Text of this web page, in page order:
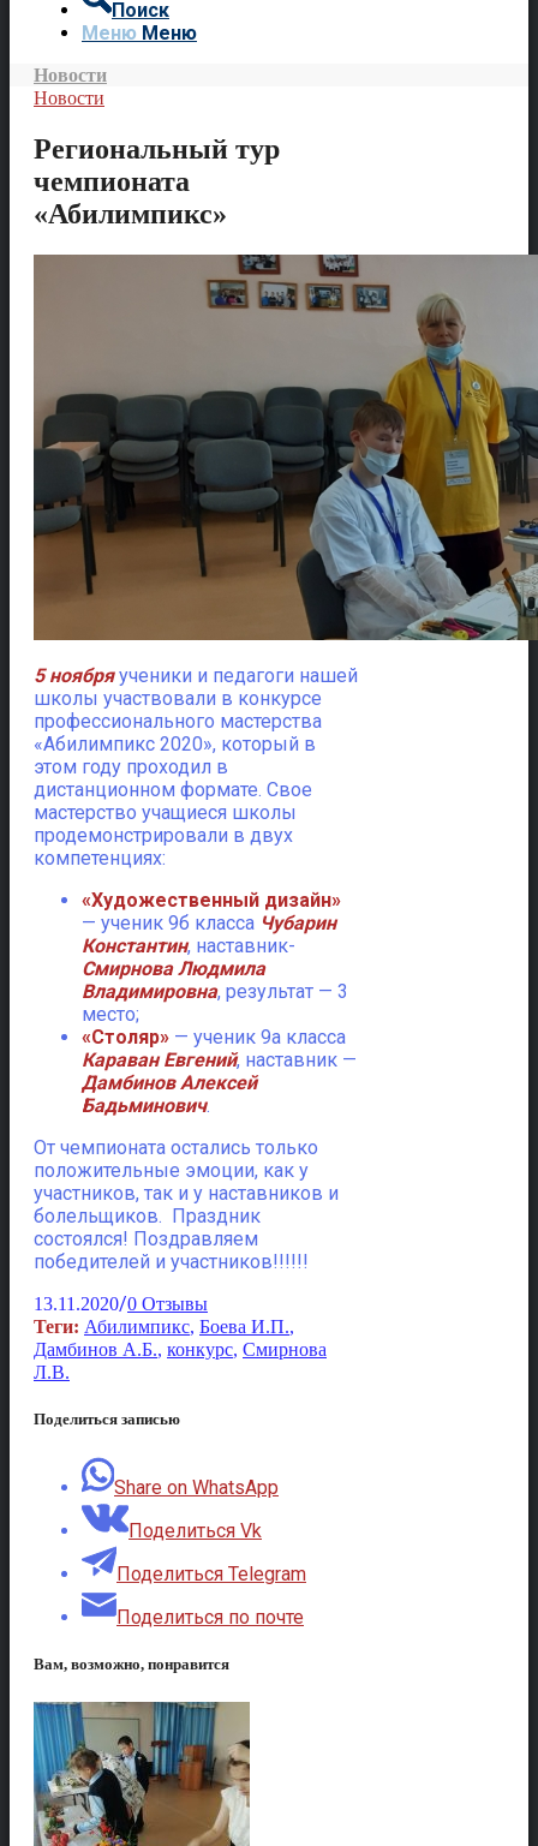
Поиск
Меню Меню
Новости
Новости
Региональный тур
чемпионата
«Абилимпикс»
5 ноябряученики и педагоги нашей
школы участвовали в конкурсе
профессионального мастерства
«Абилимпикс 2020», который в
этом году проходил в
дистанционном формате. Свое
мастерство учащиеся школы
продемонстрировали в двух
компетенциях:
«Художественный дизайн»
— ученик 9б класса Чубарин
Константин, наставник-
Смирнова Людмила
Владимировна, результат — 3
место;
«Столяр» — ученик 9а класса
Караван Евгений, наставник —
Дамбинов Алексей
Бадьминович.
От чемпионата остались только
положительные эмоции, как у
участников, так и у наставников и
болельщиков. Праздник
состоялся! Поздравляем
победителей и участников!!!!!!
13.11.2020/0 Отзывы
Теги: Абилимпикс, Боева И.П.,
Дамбинов А.Б., конкурс, Смирнова
Л.В.
Поделиться записью
Share on WhatsApp
Поделиться Vk
Поделиться Telegram
Поделиться по почте
Вам, возможно, понравится